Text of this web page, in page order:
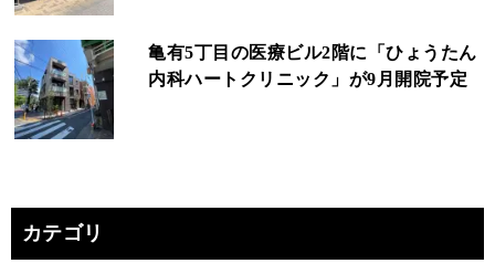
亀有5丁目の医療ビル2階に「ひょうたん
内科ハートクリニック」が9月開院予定
カテゴリ